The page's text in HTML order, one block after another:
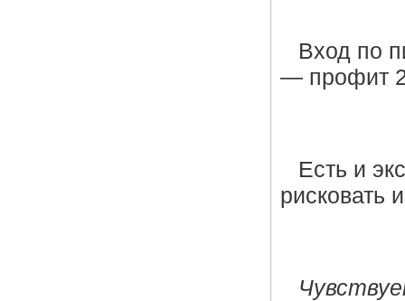
Вход по
— профит
Есть и
рисковать